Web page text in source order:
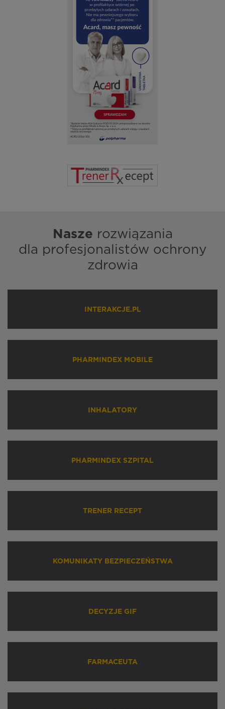
Nasze rozwiązania
dla profesjonalistów ochrony
zdrowia
INTERAKCJE.PL
PHARMINDEX MOBILE
INHALATORY
PHARMINDEX SZPITAL
TRENER RECEPT
KOMUNIKATY BEZPIECZEŃSTWA
DECYZJE GIF
FARMACEUTA